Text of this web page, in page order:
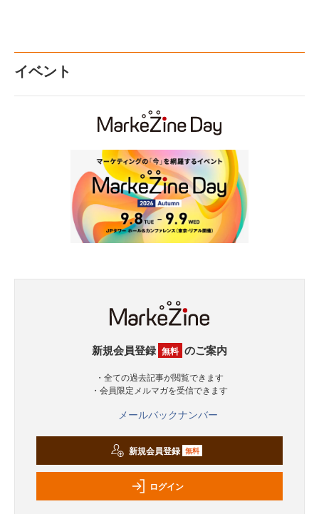
イベント
新規会員登録 無料 のご案内
・全ての過去記事が閲覧できます
・会員限定メルマガを受信できます
メールバックナンバー
新規会員登録 無料
ログイン